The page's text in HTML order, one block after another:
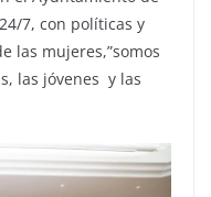
7, con políticas y
las mujeres,”somos
las jóvenes y las